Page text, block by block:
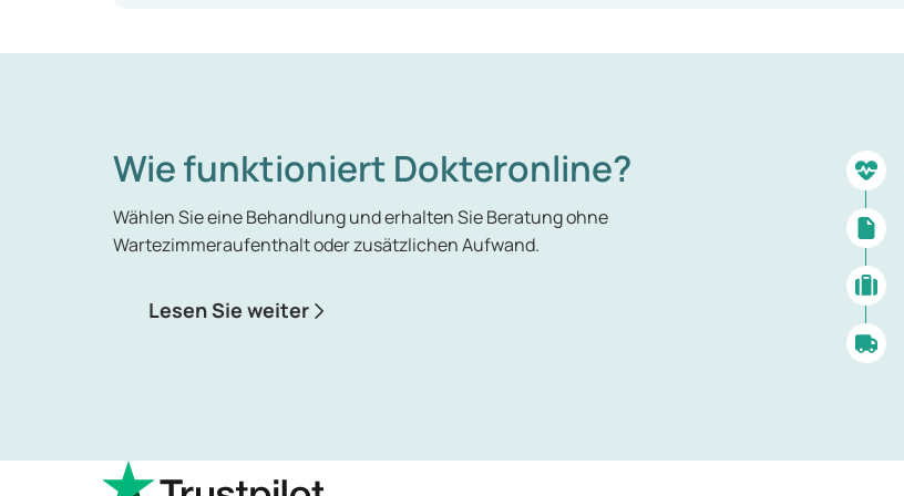
Wie funktioniert Dokteronline?
Wählen Sie eine Behandlung und erhalten Sie Beratung ohne
Wartezimmeraufenthalt oder zusätzlichen Aufwand.
Lesen Sie weiter